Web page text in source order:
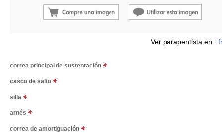
Ver parapentista en :
correa principal de sustentación
casco de salto
silla
arnés
correa de amortiguación